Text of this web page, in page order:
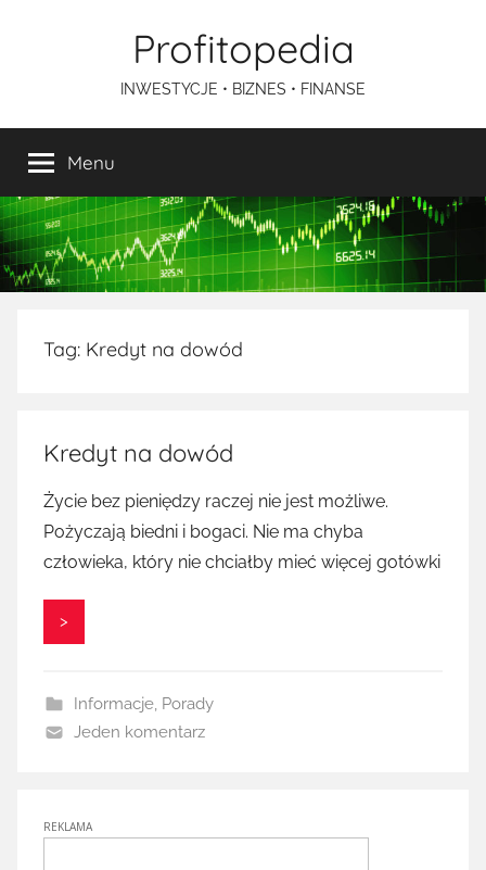
Profitopedia
INWESTYCJE • BIZNES • FINANSE
Menu
Tag: Kredyt na dowód
Kredyt na dowód
Życie bez pieniędzy raczej nie jest możliwe.
Pożyczają biedni i bogaci. Nie ma chyba
człowieka, który nie chciałby mieć więcej gotówki
>
Informacje, Porady
Jeden komentarz